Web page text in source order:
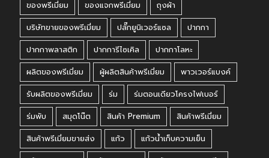
ของพรีเมี่ยม
ของแจกพรีเมี่ยม
ถุงผ้า
บริษัทขายของพรีเมี่ยม
ปลั๊กยูนิเวอร์แซล
ปากกา
ปากกาพลาสติก
ปากการีไซเคิล
ปากกาโลหะ
ผลิตของพรีเมี่ยม
ผู้ผลิตสินค้าพรีเมี่ยม
พาวเวอร์แบงค์
รับผลิตของพรีเมี่ยม
ร่ม
ร่มตอนเดียวโครงไฟเบอร์
ร่มพับ
สมุดโน๊ต สินค้า Premium
สินค้าพรีเมี่ยม
สินค้าพรีเมี่ยมขายส่ง
แก้ว
แก้วน้ำเก็บความเย็น